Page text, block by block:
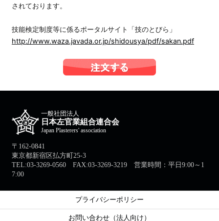
されております。
技能検定制度等に係るポータルサイト「技のとびら」
http://www.waza.javada.or.jp/shidousya/pdf/sakan.pdf
一般社団法人
日本左官業組合連合会
Japan Plasterers' association
〒162-0841
東京都新宿区払方町25-3
TEL:03-3269-0560 FAX:03-3269-3219 営業時間：平日9:00～1
7:00
プライバシーポリシー
お問い合わせ（法人向け）